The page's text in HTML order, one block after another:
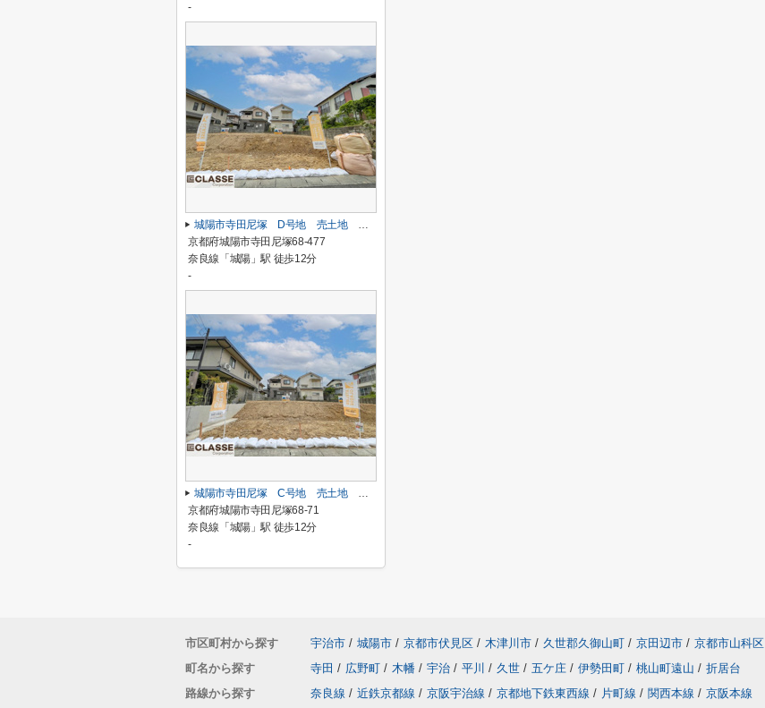
-
城陽市寺田尼塚 D号地 売土地 建築条件無し
京都府城陽市寺田尼塚68-477
奈良線「城陽」駅 徒歩12分
-
城陽市寺田尼塚 C号地 売土地 建築条件無し
京都府城陽市寺田尼塚68-71
奈良線「城陽」駅 徒歩12分
-
市区町村から探す 宇治市 / 城陽市 / 京都市伏見区 / 木津川市 / 久世郡久御山町 / 京田辺市 / 京都市山科区
町名から探す
寺田 / 広野町 / 木幡 / 宇治 / 平川 / 久世 / 五ケ庄 / 伊勢田町 / 桃山町遠山 / 折居台
路線から探す
奈良線 / 近鉄京都線 / 京阪宇治線 / 京都地下鉄東西線 / 片町線 / 関西本線 / 京阪本線